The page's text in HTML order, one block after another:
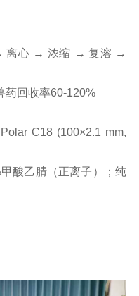
离心 → 浓缩 → 复溶 →
药回收率60-120%
C18 (100×2.1 mm,
酸乙腈（正离子）；纯